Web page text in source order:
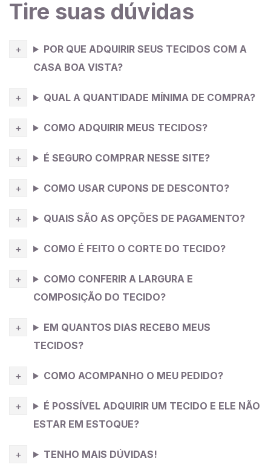
em várias peças de vestuário, incluindo blusas,
vestidos, saias, calças e casacos. É especialmente
interessantes. Além disso, a elasticidade do tecido
ser combinado com outrostecidospara criar
você pode combiná-lo comtecidoslisos e fluidos,
Além disso, ele pode ser combinado com detalhes
ainda mais interesse visual às peças.
Tire suas dúvidas
POR QUE ADQUIRIR SEUS TECIDOS COM A
CASA BOA VISTA?
QUAL A QUANTIDADE MÍNIMA DE COMPRA?
COMO ADQUIRIR MEUS TECIDOS?
É SEGURO COMPRAR NESSE SITE?
COMO USAR CUPONS DE DESCONTO?
QUAIS SÃO AS OPÇÕES DE PAGAMENTO?
COMO É FEITO O CORTE DO TECIDO?
COMO CONFERIR A LARGURA E
COMPOSIÇÃO DO TECIDO?
EM QUANTOS DIAS RECEBO MEUS
TECIDOS?
COMO ACOMPANHO O MEU PEDIDO?
É POSSÍVEL ADQUIRIR UM TECIDO E ELE NÃO
ESTAR EM ESTOQUE?
TENHO MAIS DÚVIDAS!